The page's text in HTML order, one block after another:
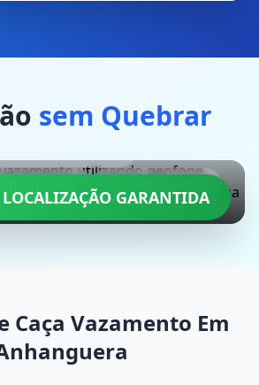
sem Quebrar
LOCALIZAÇÃO GARANTIDA
Caça Vazamento Em